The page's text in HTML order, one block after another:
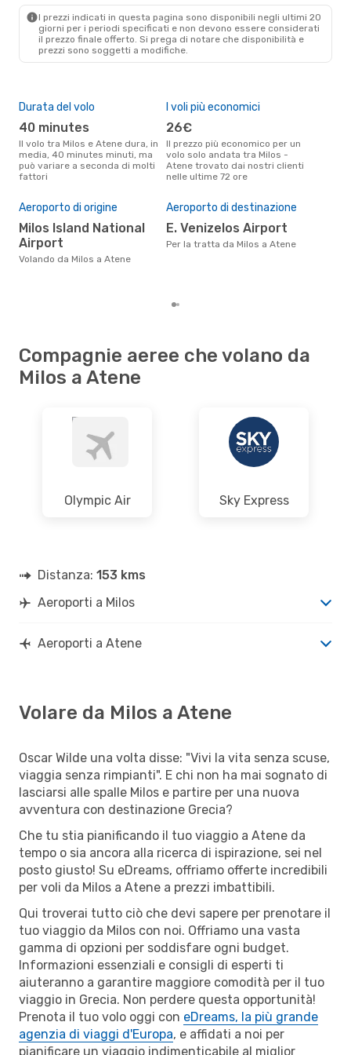
I prezzi indicati in questa pagina sono disponibili negli ultimi 20
giorni per i periodi specificati e non devono essere considerati
il ​​prezzo finale offerto. Si prega di notare che disponibilità e
prezzi sono soggetti a modifiche.
Durata del volo
40 minutes
Il volo tra Milos e Atene dura, in
media, 40 minutes minuti, ma
può variare a seconda di molti
fattori
I voli più economici
26€
Il prezzo più economico per un
volo solo andata tra Milos -
Atene trovato dai nostri clienti
nelle ultime 72 ore
Aeroporto di origine
Milos Island National
Airport
Volando da Milos a Atene
Aeroporto di destinazione
E. Venizelos Airport
Per la tratta da Milos a Atene
Compagnie aeree che volano da
Milos a Atene
Olympic Air Sky Express
Distanza: 153 kms
Aeroporti a Milos
Aeroporti a Atene
Volare da Milos a Atene
Oscar Wilde una volta disse: "Vivi la vita senza scuse,
viaggia senza rimpianti". E chi non ha mai sognato di
lasciarsi alle spalle Milos e partire per una nuova
avventura con destinazione Grecia?
Che tu stia pianificando il tuo viaggio a Atene da
tempo o sia ancora alla ricerca di ispirazione, sei nel
posto giusto! Su eDreams, offriamo offerte incredibili
per voli da Milos a Atene a prezzi imbattibili.
Qui troverai tutto ciò che devi sapere per prenotare il
tuo viaggio da Milos con noi. Offriamo una vasta
gamma di opzioni per soddisfare ogni budget.
Informazioni essenziali e consigli di esperti ti
aiuteranno a garantire maggiore comodità per il tuo
viaggio in Grecia. Non perdere questa opportunità!
Prenota il tuo volo oggi con eDreams, la più grande
agenzia di viaggi d'Europa, e affidati a noi per
pianificare un viaggio indimenticabile al miglior